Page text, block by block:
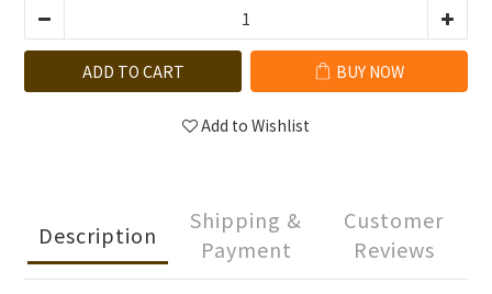
ADD TO CART BUY NOW
Add to Wishlist
Description
Shipping &
Payment
Customer
Reviews